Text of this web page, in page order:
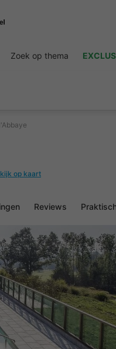
Zoek op thema
Reviews
op kaart